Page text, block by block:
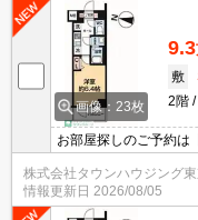
画像：23枚
9.3
敷
2階
お部屋探しのご予約は
株式会社タウンハウジング
情報更新日 2026/08/05